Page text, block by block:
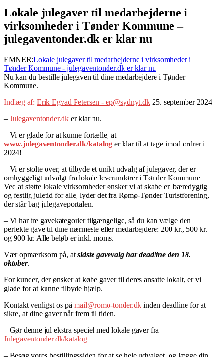
Lokale julegaver til medarbejderne i
virksomheder i Tønder Kommune –
julegaventonder.dk er klar nu
EMNER:Lokale julegaver til medarbejderne i virksomheder i
Tønder Kommune - julegaventonder.dk er klar nu
Nu kan du bestille julegaven til dine medarbejdere i Tønder
Kommune.
Indlæg af: Erik Egvad Petersen - ep@sydnyt.dk 25. september 2024
– Julegaventonder.dk er klar nu.
– Vi er glade for at kunne fortælle, at
www.julegaventonder.dk/katalog er klar til at tage imod ordrer i
2024!
– Vi er stolte over, at tilbyde et unikt udvalg af julegaver, der er
omhyggeligt udvalgt fra lokale leverandører i Tønder Kommune.
Ved at støtte lokale virksomheder ønsker vi at skabe en bæredygtig
og festlig juletid for alle, lyder det fra Rømø-Tønder Turistforening,
der står bag julegaveportalen.
– Vi har tre gavekategorier tilgængelige, så du kan vælge den
perfekte gave til dine nærmeste eller medarbejdere: 200 kr., 500 kr.
og 900 kr. Alle beløb er inkl. moms.
Vær opmærksom på, at sidste gavevalg har deadline den 18.
oktober.
For kunder, der ønsker at købe gaver til deres ansatte lokalt, er vi
glade for at kunne tilbyde hjælp.
Kontakt venligst os på mail@romo-tonder.dk inden deadline for at
sikre, at dine gaver når frem til tiden.
– Gør denne jul ekstra speciel med lokale gaver fra
Julegaventonder.dk/katalog .
– Besøg vores bestillingssiden for at se hele udvalget, og lægge din